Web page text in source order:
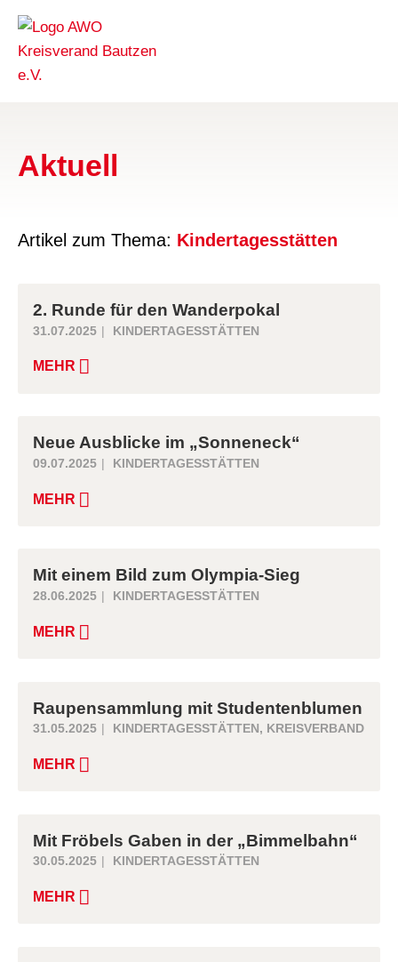
Aktuell
Artikel zum Thema: Kindertagesstätten
2. Runde für den Wanderpokal
31.07.2025 KINDERTAGESSTÄTTEN
MEHR
Neue Ausblicke im „Sonneneck“
09.07.2025 KINDERTAGESSTÄTTEN
MEHR
Mit einem Bild zum Olympia-Sieg
28.06.2025 KINDERTAGESSTÄTTEN
MEHR
Raupensammlung mit Studentenblumen
31.05.2025 KINDERTAGESSTÄTTEN , KREISVERBAND
MEHR
Mit Fröbels Gaben in der „Bimmelbahn“
30.05.2025 KINDERTAGESSTÄTTEN
MEHR